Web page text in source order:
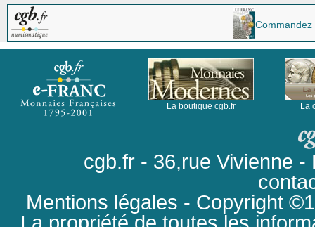
La boutique cgb.fr La
cgb.fr - 36,rue Vivienne -
Mentions légales - Copyright